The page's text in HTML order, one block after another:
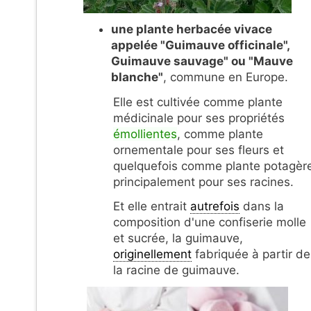
une plante herbacée vivace
appelée "Guimauve officinale",
Guimauve sauvage" ou "Mauve
blanche", commune en Europe.
Elle est cultivée comme plante
médicinale pour ses propriétés
émollientes, comme plante
ornementale pour ses fleurs et
quelquefois comme plante
principalement pour ses racines.
Et elle entrait autrefois dans la
composition d'une confiserie molle
et sucrée, la guimauve,
originellement fabriquée à partir de
la racine de guimauve.